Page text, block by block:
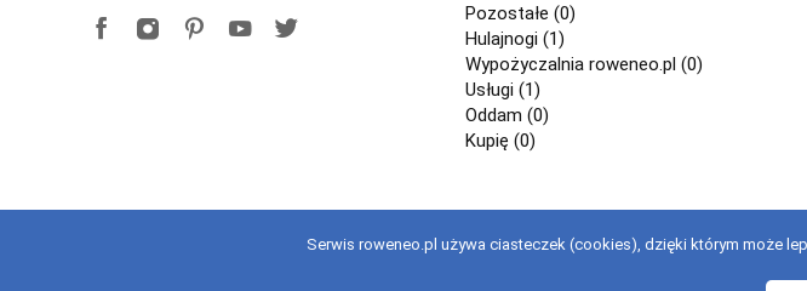
Pozostałe (0)
Hulajnogi (1)
Wypożyczalnia roweneo.pl (0)
Usługi (1)
Oddam (0)
Kupię (0)
Serwis roweneo.pl używa ciasteczek (cookies), dzięki którym może